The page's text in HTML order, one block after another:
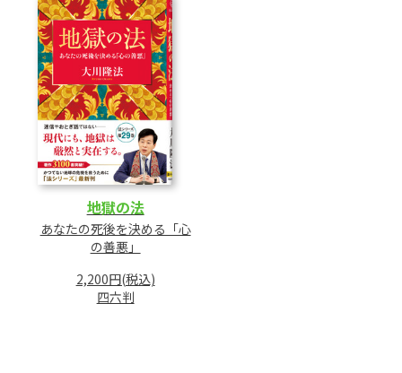
地獄の法
あなたの死後を決める「心
の善悪」
2,200円(税込)
四六判